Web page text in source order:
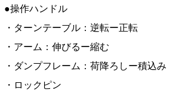
●操作ハンドル
・ターンテーブル：逆転ー正転
・アーム：伸びるー縮む
・ダンプフレーム：荷降ろしー積込み
・ロックピン